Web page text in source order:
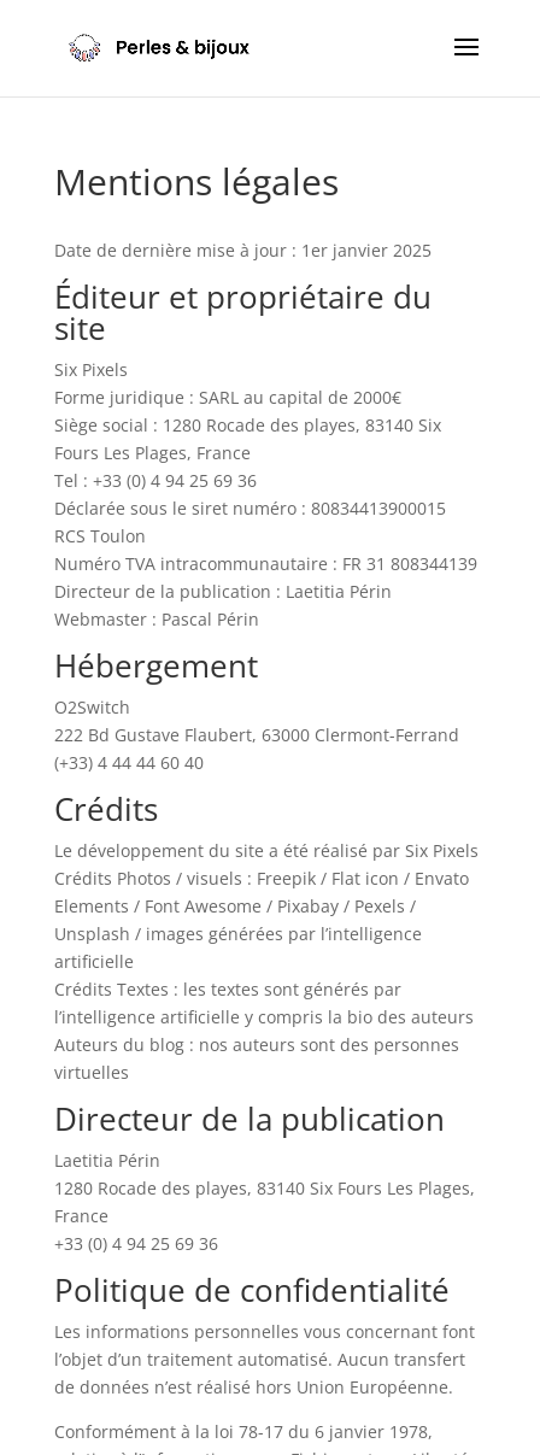
Mentions légales
Date de dernière mise à jour : 1er janvier 2025
Éditeur et propriétaire du
site
Six Pixels
Forme juridique : SARL au capital de 2000€
Siège social : 1280 Rocade des playes, 83140 Six
Fours Les Plages, France
Tel : +33 (0) 4 94 25 69 36
Déclarée sous le siret numéro : 80834413900015
RCS Toulon
Numéro TVA intracommunautaire : FR 31 808344139
Directeur de la publication : Laetitia Périn
Webmaster : Pascal Périn
Hébergement
O2Switch
222 Bd Gustave Flaubert, 63000 Clermont-Ferrand
(+33) 4 44 44 60 40
Crédits
Le développement du site a été réalisé par Six Pixels
Crédits Photos / visuels : Freepik / Flat icon / Envato
Elements / Font Awesome / Pixabay / Pexels /
Unsplash / images générées par l’intelligence
artificielle
Crédits Textes : les textes sont générés par
l’intelligence artificielle y compris la bio des auteurs
Auteurs du blog : nos auteurs sont des personnes
virtuelles
Directeur de la publication
Laetitia Périn
1280 Rocade des playes, 83140 Six Fours Les Plages,
France
+33 (0) 4 94 25 69 36
Politique de confidentialité
Les informations personnelles vous concernant font
l’objet d’un traitement automatisé. Aucun transfert
de données n’est réalisé hors Union Européenne.
Conformément à la loi 78-17 du 6 janvier 1978,